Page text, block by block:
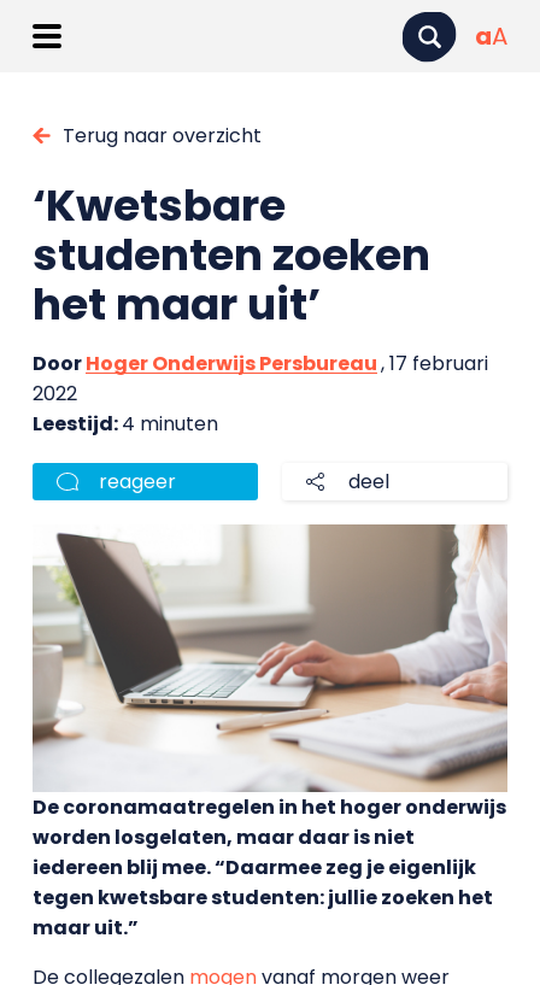
aA
Terug naar overzicht
‘Kwetsbare
studenten zoeken
het maar uit’
DoorHoger Onderwijs Persbureau, 17 februari
2022
Leestijd:4 minuten
reageer deel
De coronamaatregelen in het hoger onderwijs
worden losgelaten, maar daar is niet
iedereen blij mee. “Daarmee zeg je eigenlijk
tegen kwetsbare studenten: jullie zoeken het
maar uit.”
De collegezalen mogenvanaf morgen weer